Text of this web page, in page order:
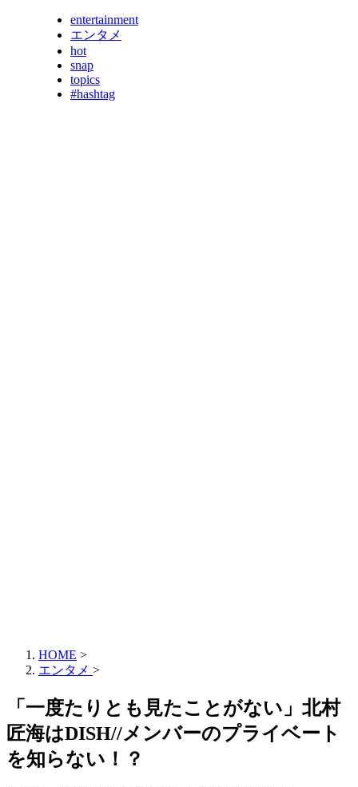
entertainment
エンタメ
hot
snap
topics
#hashtag
HOME >
エンタメ >
「一度たりとも見たことがない」北村
匠海はDISH//メンバーのプライベート
を知らない！？